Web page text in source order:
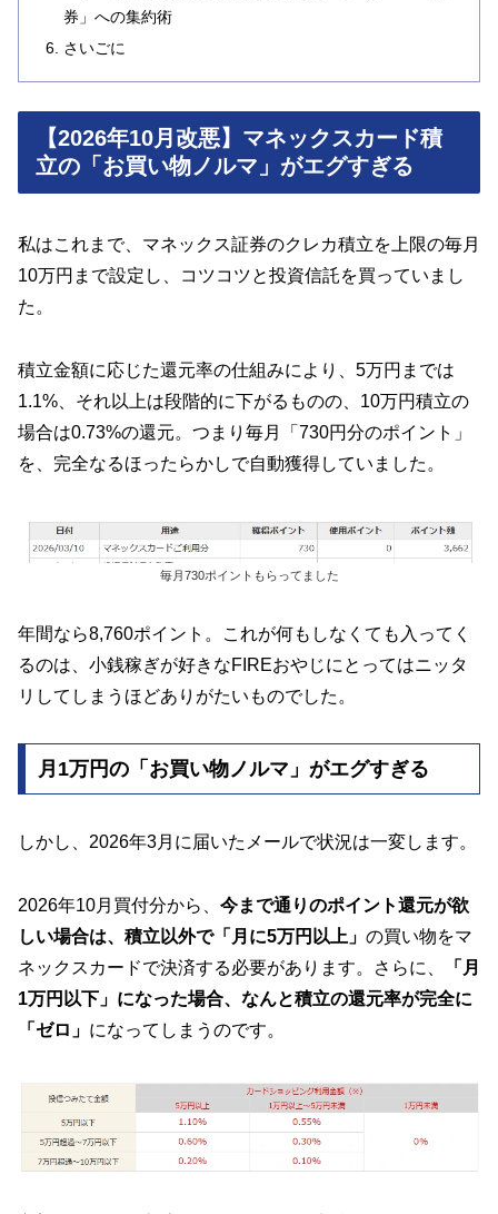
券」への集約術
さいごに
【2026年10月改悪】マネックスカード積
立の「お買い物ノルマ」がエグすぎる
私はこれまで、マネックス証券のクレカ積立を上限の毎月
10万円まで設定し、コツコツと投資信託を買っていまし
た。
積立金額に応じた還元率の仕組みにより、5万円までは
1.1%、それ以上は段階的に下がるものの、10万円積立の
場合は0.73%の還元。つまり毎月「730円分のポイント」
を、完全なるほったらかしで自動獲得していました。
毎月730ポイントもらってました
年間なら8,760ポイント。これが何もしなくても入ってく
るのは、小銭稼ぎが好きなFIREおやじにとってはニッタ
リしてしまうほどありがたいものでした。
月1万円の「お買い物ノルマ」がエグすぎる
しかし、2026年3月に届いたメールで状況は一変します。
2026年10月買付分から、 今まで通りのポイント還元が欲
しい場合は、積立以外で「月に5万円以上」 の買い物をマ
ネックスカードで決済する必要があります。さらに、
「月
1万円以下」になった場合、なんと積立の還元率が完全に
「ゼロ」 になってしまうのです。